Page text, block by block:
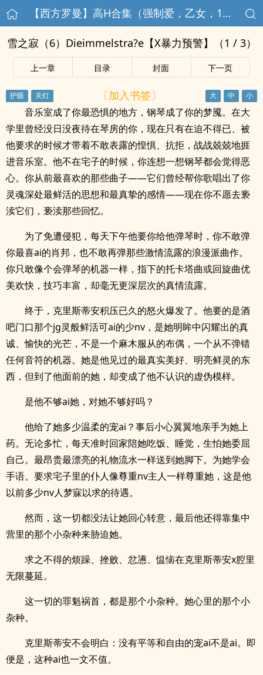
【西方罗曼】高H合集（强制爱，乙女，1v1）
雪之寂（6）Dieimmelstra?e【X暴力预警】（1 / 3）
上一章 目录 封面 下一页
〔加入书签〕
音乐室成了你最恐惧的地方，钢琴成了你的梦魇。在大
学里曾经没日没夜待在琴房的你，现在只有在迫不得已、被
他要求的时候才带着不敢表露的惶惧、抗拒，战战兢兢地捱
进音乐室。他不在宅子的时候，你连想一想钢琴都会觉得恶
心。你从前最喜欢的那些曲子——它们曾经帮你歌唱出了你
灵魂深处最鲜活的思想和最真挚的感情——现在你不愿去亵
渎它们，亵渎那些回忆。
为了免遭侵犯，每天下午他要你给他弹琴时，你不敢弹
你最喜ai的肖邦，也不敢再弹那些激情流露的浪漫派曲作。
你只敢像个会弹琴的机器一样，指下的托卡塔曲或回旋曲优
美欢快，技巧丰富，却毫无更深层次的真情流露。
终于，克里斯蒂安积压已久的怒火爆发了。他要的是酒
吧门口那个jg灵般鲜活可ai的少nv，是她明眸中闪耀出的真
诚、愉快的光芒，不是一个麻木服从的布偶，一个从不弹错
任何音符的机器。她是他见过的最真实美好、明亮鲜灵的东
西，但到了他面前的她，却变成了他不认识的虚伪模样。
是他不够ai她，对她不够好吗？
他给了她多少温柔的宠ai？事后小心翼翼地亲手为她上
药。无论多忙，每天准时回家陪她吃饭、睡觉，生怕她委屈
自己。最昂贵最漂亮的礼物流水一样送到她脚下。为她学会
手语。要求宅子里的仆人像尊重nv主人一样尊重她，这是他
以前多少nv人梦寐以求的待遇。
然而，这一切都没法让她回心转意，最后他还得靠集中
营里的那个小杂种来胁迫她。
求之不得的烦躁、挫败、忿懑、愠恼在克里斯蒂安x腔里
无限蔓延。
这一切的罪魁祸首，都是那个小杂种。她心里的那个小
杂种。
克里斯蒂安不会明白：没有平等和自由的宠ai不是ai。即
便是，这种ai也一文不值。